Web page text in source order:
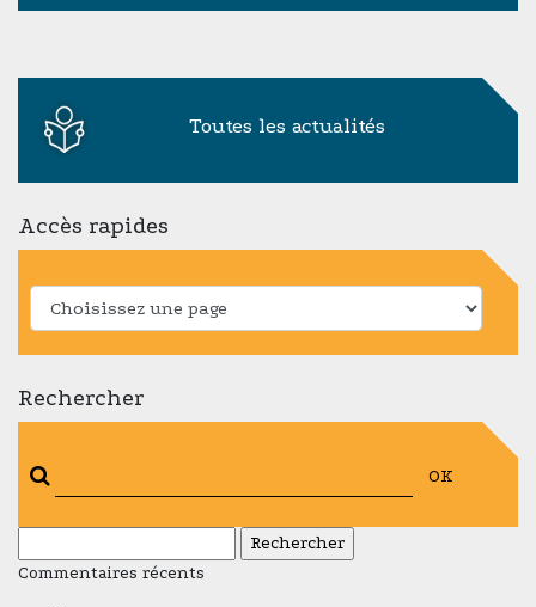
Toutes les actualités
Accès rapides
Rechercher
OK
Commentaires récents